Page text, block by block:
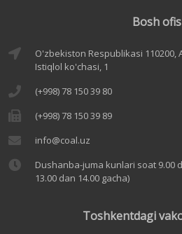
Bosh ofis
O'zbekiston Respublikasi 110200,
Istiqlol ko'chasi, 1
(+998) 78 150 39 80
(+998) 78 150 39 89
info@coal.uz
Dushanba-juma kunlari soat 9.00
13.00 dan 14.00 gacha)
Toshkentdagi